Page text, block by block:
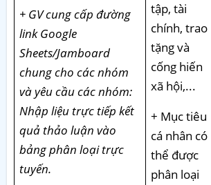
+ GV cung cấp đường
link Google
Sheets/Jamboard
chung cho các nhóm
và yêu cầu các nhóm:
Nhập liệu trực tiếp kết
quả thảo luận vào
bảng phân loại trực
tuyến.
tập, tài
chính, trao
tặng và
cống hiến
xã hội,...
+ Mục tiêu
cá nhân có
thể được
phân loại